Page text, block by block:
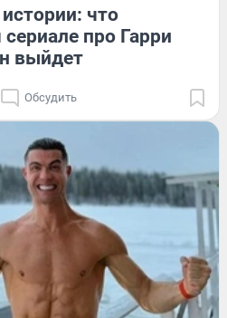
что
про Гарри
выйдет
Обсудить